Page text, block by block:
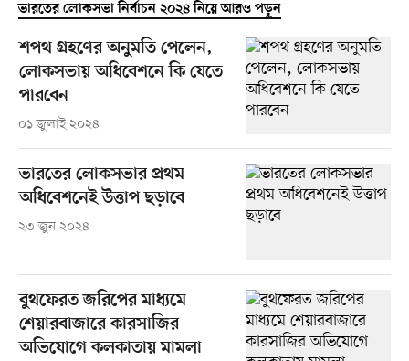
ভারতের লোকসভা নির্বাচন ২০২৪ নিয়ে আরও পড়ুন
শপথ গ্রহণের অনুমতি পেলেন,
লোকসভায় অধিবেশনে কি যেতে
পারবেন
০১ জুলাই ২০২৪
ভারতের লোকসভার প্রথম
অধিবেশনেই উত্তাপ ছড়াবে
২৩ জুন ২০২৪
বুথফেরত জরিপের মাধ্যমে
শেয়ারবাজারে কারসাজির
অভিযোগে কলকাতায় মামলা